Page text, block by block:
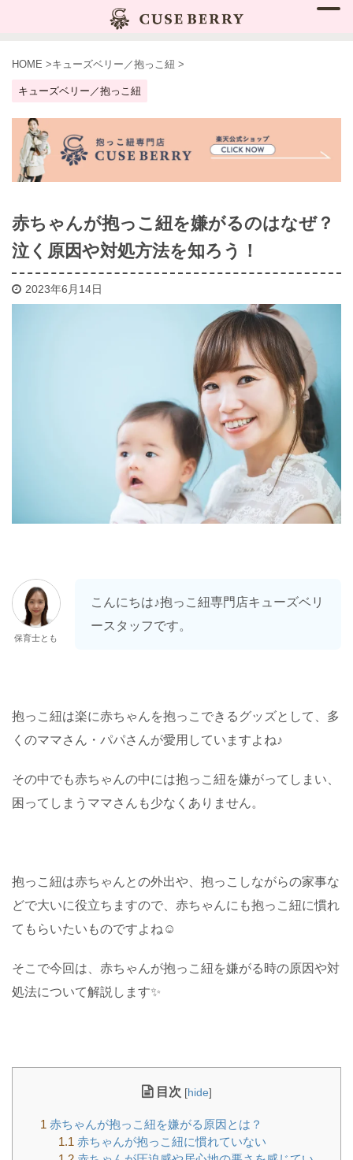
HOME >キューズベリー／抱っこ紐 >
キューズベリー／抱っこ紐
赤ちゃんが抱っこ紐を嫌がるのはなぜ？
泣く原因や対処方法を知ろう！
2023年6月14日
保育士とも
こんにちは♪抱っこ紐専門店キューズベリ
ースタッフです。
抱っこ紐は楽に赤ちゃんを抱っこできるグッズとして、多
くのママさん・パパさんが愛用していますよね♪
その中でも赤ちゃんの中には抱っこ紐を嫌がってしまい、
困ってしまうママさんも少なくありません。
抱っこ紐は赤ちゃんとの外出や、抱っこしながらの家事な
どで大いに役立ちますので、赤ちゃんにも抱っこ紐に慣れ
てもらいたいものですよね☺️
そこで今回は、赤ちゃんが抱っこ紐を嫌がる時の原因や対
処法について解説します✨
目次 [hide]
1 赤ちゃんが抱っこ紐を嫌がる原因とは？
1.1 赤ちゃんが抱っこ紐に慣れていない